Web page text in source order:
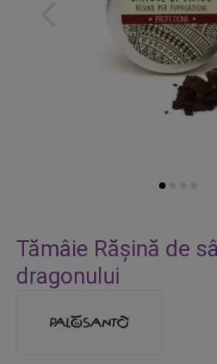
to
the
beginning
images
Tămâie Rășină de
dragonului